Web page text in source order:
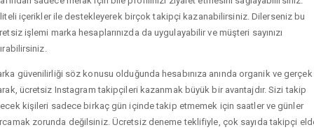
içerikler ile destekleyerek birçok takipçi kazanabilirsiniz. Dilerseniz bu
işlemi marka hesaplarınızda da uygulayabilir ve müşteri sayınızı
güvenilirliği söz konusu olduğunda hesabınıza anında organik ve gerçek
ücretsiz Instagram takipçileri kazanmak büyük bir avantajdır. Sizi takip
kişileri sadece birkaç gün içinde takip etmemek için saatler ve günler
zorunda değilsiniz. Ücretsiz deneme teklifiyle, çok sayıda takipçi